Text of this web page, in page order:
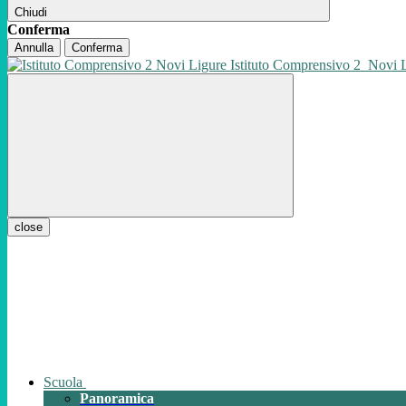
Chiudi
Conferma
Annulla Conferma
Istituto Comprensivo 2 Novi
close
Scuola
Panoramica